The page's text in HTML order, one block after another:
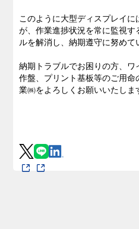
このように大型ディスプレイ
が、作業進捗状況を常に監視
ルを解消し、納期遵守に努めて
納期トラブルでお困りの方、
作盤、プリント基板等のご用命
業㈱をよろしくお願いいたしま